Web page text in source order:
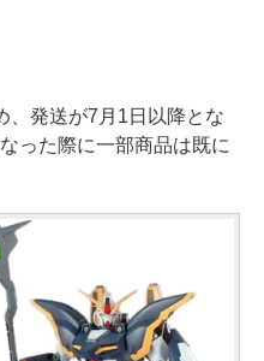
発送が7月1日以降とな
った際に一部商品は既に